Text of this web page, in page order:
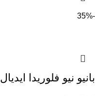
-35%
بانيو نيو فلوريدا ايديال